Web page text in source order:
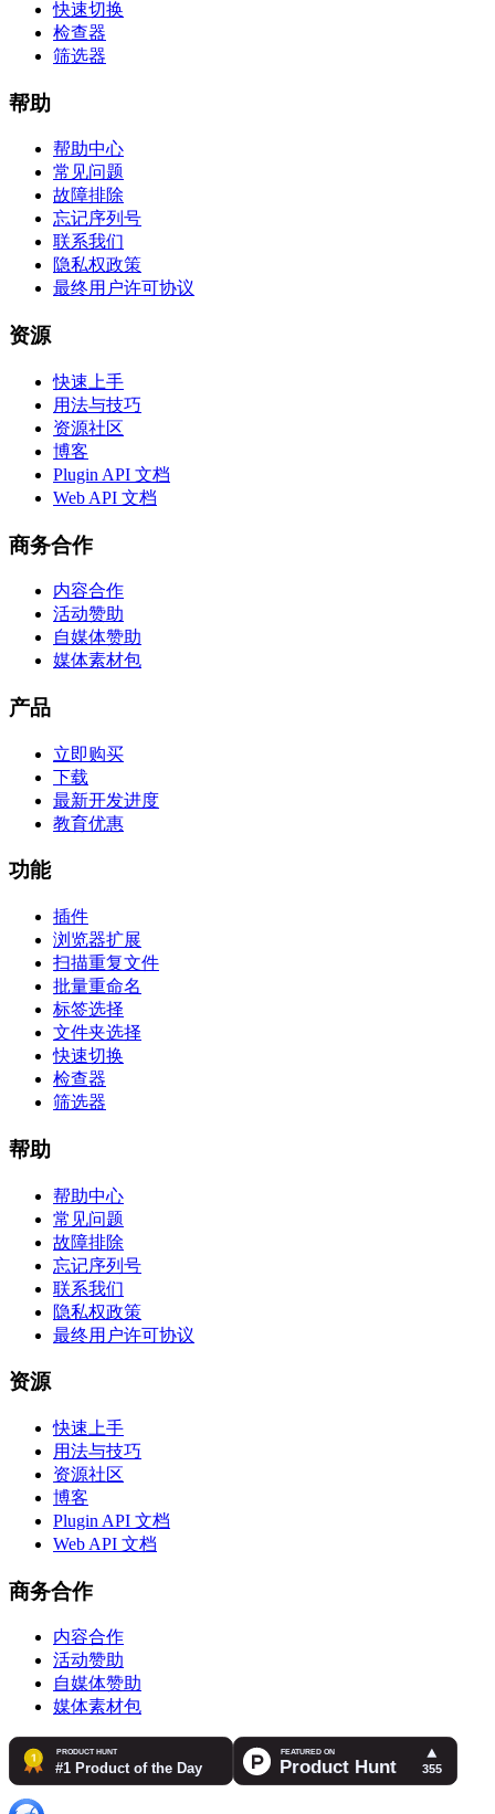
快速切换
检查器
筛选器
帮助
帮助中心
常见问题
故障排除
忘记序列号
联系我们
隐私权政策
最终用户许可协议
资源
快速上手
用法与技巧
资源社区
博客
Plugin API 文档
Web API 文档
商务合作
内容合作
活动赞助
自媒体赞助
媒体素材包
产品
立即购买
下载
最新开发进度
教育优惠
功能
插件
浏览器扩展
扫描重复文件
批量重命名
标签选择
文件夹选择
快速切换
检查器
筛选器
帮助
帮助中心
常见问题
故障排除
忘记序列号
联系我们
隐私权政策
最终用户许可协议
资源
快速上手
用法与技巧
资源社区
博客
Plugin API 文档
Web API 文档
商务合作
内容合作
活动赞助
自媒体赞助
媒体素材包